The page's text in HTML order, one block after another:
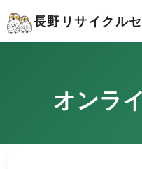
長野リサイクル
オンラ